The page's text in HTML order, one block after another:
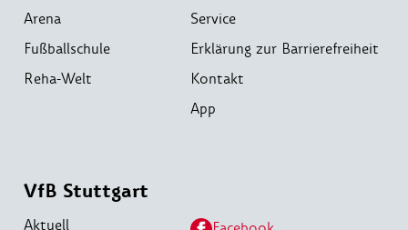
Arena
Fußballschule
Reha-Welt
Service
Erklärung zur Barrierefreiheit
Kontakt
App
VfB Stuttgart
Aktuell